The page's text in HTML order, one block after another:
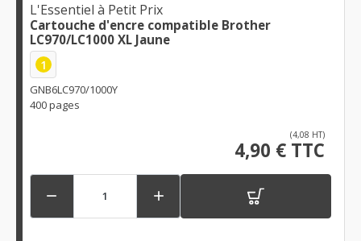
L'Essentiel à Petit Prix
Cartouche d'encre compatible Brother
LC970/LC1000 XL Jaune
1
GNB6LC970/1000Y
400 pages
(4,08 HT)
4,90 € TTC
 